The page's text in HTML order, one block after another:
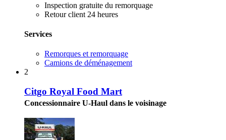
Inspection gratuite du remorquage
Retour client 24 heures
Services
Remorques et remorquage
Camions de déménagement
2
Citgo Royal Food Mart
Concessionnaire U-Haul dans le voisinage